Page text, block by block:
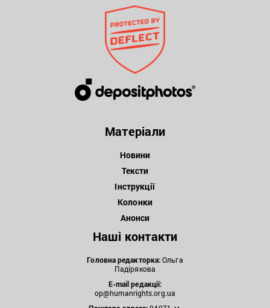
Матеріали
Новини
Тексти
Інструкції
Колонки
Анонси
Наші контакти
Головна редакторка:Ольга
Падірякова
E-mail редакції:
op@humanrights.org.ua